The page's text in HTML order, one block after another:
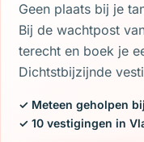
Geen plaats bij je
Bij de wachtpost
terecht en boek je
Dichtstbijzijnde
✓ Meteen geholpen
✓ 10 vestigingen in